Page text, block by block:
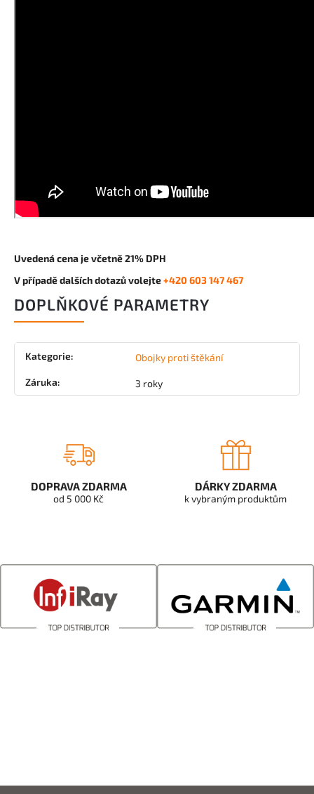
Uvedená cena je včetně 21% DPH
V případě dalších dotazů volejte+420 603 147 467
DOPLŇKOVÉ PARAMETRY
Kategorie: Obojky proti štěkání
Záruka: 3 roky
DOPRAVA ZDARMA
od 5 000 Kč
DÁRKY ZDARMA
k vybraným produktům